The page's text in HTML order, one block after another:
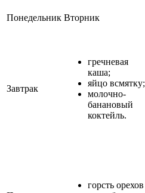
Понедельник Вторник
Завтрак
гречневая
каша;
яйцо всмятку;
молочно-
банановый
коктейль.
горсть орехов